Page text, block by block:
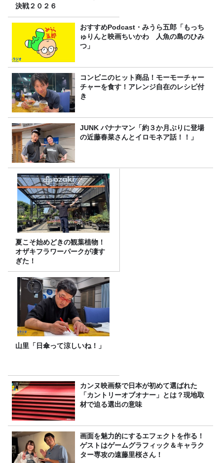
決戦２０２６
おすすめPodcast・みうら五郎「もっち
ゅりんと映画ちいかわ 人魚の島のひみ
つ」
コンビニのヒット商品！モーモーチャー
チャーを食す！アレンジ自在のレシピ付
き
JUNK バナナマン「約３か月ぶりに登場
の近藤春菜さんとイロモネア話！！」
夏こそ始めどきの観葉植物！
オザキフラワーパークが凄す
ぎた！
山里「日傘って涼しいね！」
カンヌ映画祭で日本が初めて選ばれた
「カントリーオブオナー」とは？現地取
材で迫る選出の意味
画面を魅力的にするエフェクトを作る！
ゲストはゲームグラフィック＆キャラク
ター専攻の遠藤里桜さん！